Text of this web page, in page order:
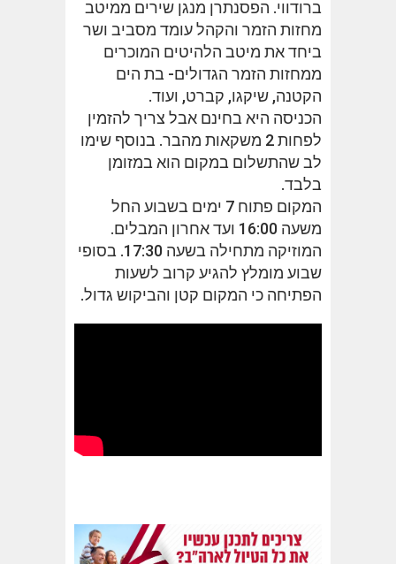
ברודווי. הפסנתרן מנגן שירים ממיטב
מחזות הזמר והקהל עומד מסביב ושר
ביחד את מיטב הלהיטים המוכרים
ממחזות הזמר הגדולים- בת הים
הקטנה, שיקגו, קברט, ועוד.
הכניסה היא בחינם אבל צריך להזמין
לפחות 2 משקאות מהבר. בנוסף שימו
לב שהתשלום במקום הוא במזומן
בלבד.
המקום פתוח 7 ימים בשבוע החל
משעה 16:00 ועד אחרון המבלים.
המוזיקה מתחילה בשעה 17:30. בסופי
שבוע מומלץ להגיע קרוב לשעות
הפתיחה כי המקום קטן והביקוש גדול.